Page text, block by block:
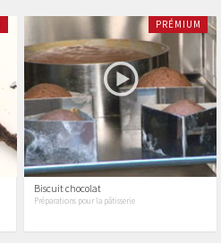
PRÉMIUM
Biscuit chocolat
Préparations pour la pâtisserie